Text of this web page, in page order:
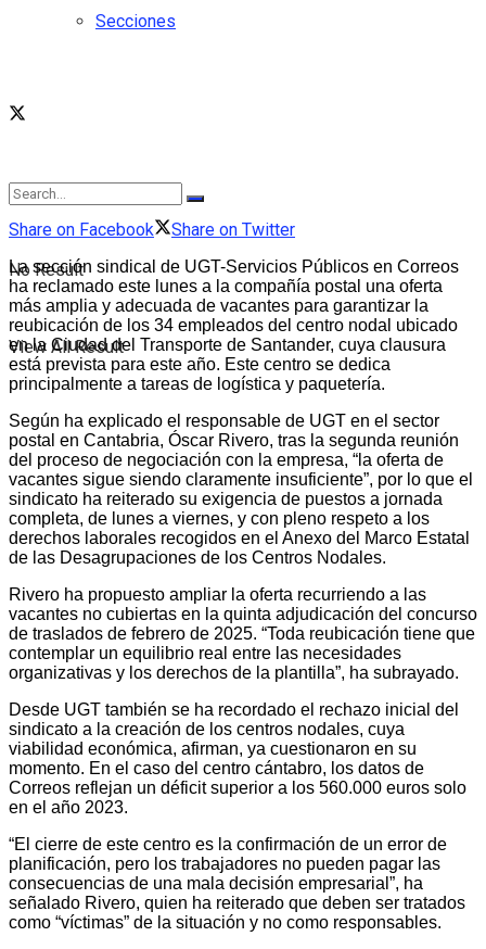
Secciones
No Result
View All Result
Share on Facebook Share on Twitter
La sección sindical de UGT-Servicios Públicos en Correos
ha reclamado este lunes a la compañía postal una oferta
más amplia y adecuada de vacantes para garantizar la
reubicación de los 34 empleados del centro nodal ubicado
en la Ciudad del Transporte de Santander, cuya clausura
está prevista para este año. Este centro se dedica
principalmente a tareas de logística y paquetería.
Según ha explicado el responsable de UGT en el sector
postal en Cantabria, Óscar Rivero, tras la segunda reunión
del proceso de negociación con la empresa, “la oferta de
vacantes sigue siendo claramente insuficiente”, por lo que el
sindicato ha reiterado su exigencia de puestos a jornada
completa, de lunes a viernes, y con pleno respeto a los
derechos laborales recogidos en el Anexo del Marco Estatal
de las Desagrupaciones de los Centros Nodales.
Rivero ha propuesto ampliar la oferta recurriendo a las
vacantes no cubiertas en la quinta adjudicación del concurso
de traslados de febrero de 2025. “Toda reubicación tiene que
contemplar un equilibrio real entre las necesidades
organizativas y los derechos de la plantilla”, ha subrayado.
Desde UGT también se ha recordado el rechazo inicial del
sindicato a la creación de los centros nodales, cuya
viabilidad económica, afirman, ya cuestionaron en su
momento. En el caso del centro cántabro, los datos de
Correos reflejan un déficit superior a los 560.000 euros solo
en el año 2023.
“El cierre de este centro es la confirmación de un error de
planificación, pero los trabajadores no pueden pagar las
consecuencias de una mala decisión empresarial”, ha
señalado Rivero, quien ha reiterado que deben ser tratados
como “víctimas” de la situación y no como responsables.